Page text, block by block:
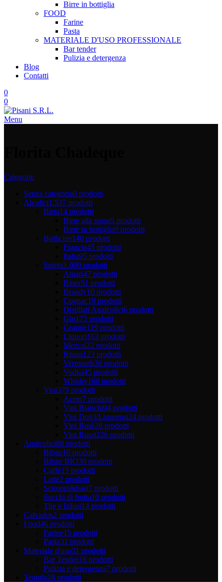
Birre in bottiglia
FOOD
Farine
Pasta
MATERIALE D'USO PROFESSIONALE
Bar tender
Pulizia e detergenza
Blog
Contatti
0
0
Menu
Categorie
Senza categoria0 prodotti
Alcolici1.537 prodotti
Birra14 prodotti
Birre alla spina5 prodotti
Birre in bottiglia9 prodotti
Bollicine140 prodotti
Francia45 prodotti
Italia95 prodotti
Spirits1.009 prodotti
Amari47 prodotti
Bitter51 prodotti
Brandy10 prodotti
Cognac19 prodotti
Distillati Analcolici6 prodotti
Gin173 prodotti
Grappe119 prodotti
Liquori163 prodotti
Mezcal22 prodotti
Rhum123 prodotti
Vermouth36 prodotti
Vodka45 prodotti
Whisky160 prodotti
Vini379 prodotti
Aceto7 prodotti
Vini Bianchi94 prodotti
Vini Dolci/Liquorosi24 prodotti
Vini Rosè28 prodotti
Vini Rossi226 prodotti
Analcolici88 prodotti
Bibite10 prodotti
Bibite BIO30 prodotti
Caffè15 prodotti
Latte2 prodotti
Sciroppi&basi7 prodotti
Succhi di frutta10 prodotti
The e Infusi14 prodotti
Calvados2 prodotti
Food46 prodotti
Farine15 prodotti
Pasta31 prodotti
Materiale d'uso31 prodotti
Bar Tender16 prodotti
Pulizia e detergenza7 prodotti
Tequila28 prodotti